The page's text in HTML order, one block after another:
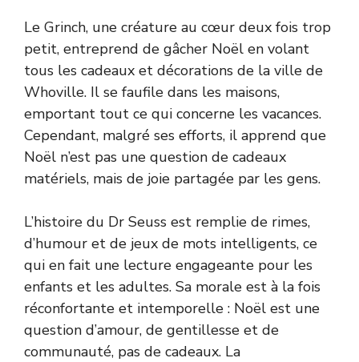
Le Grinch, une créature au cœur deux fois trop
petit, entreprend de gâcher Noël en volant
tous les cadeaux et décorations de la ville de
Whoville. Il se faufile dans les maisons,
emportant tout ce qui concerne les vacances.
Cependant, malgré ses efforts, il apprend que
Noël n’est pas une question de cadeaux
matériels, mais de joie partagée par les gens.
L’histoire du Dr Seuss est remplie de rimes,
d’humour et de jeux de mots intelligents, ce
qui en fait une lecture engageante pour les
enfants et les adultes. Sa morale est à la fois
réconfortante et intemporelle : Noël est une
question d’amour, de gentillesse et de
communauté, pas de cadeaux. La